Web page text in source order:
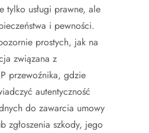
tylko usługi prawne, ale
i pewności.
prostych, jak na
związana z
przewoźnika, gdzie
autentyczność
do zawarcia umowy
zgłoszenia szkody, jego